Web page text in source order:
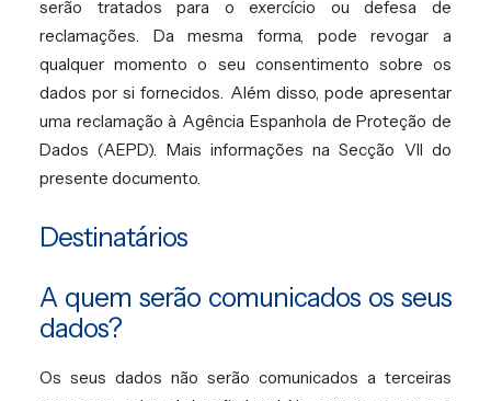
serão tratados para o exercício ou defesa de
reclamações. Da mesma forma, pode revogar a
qualquer momento o seu consentimento sobre os
dados por si fornecidos. Além disso, pode apresentar
uma reclamação à Agência Espanhola de Proteção de
Dados (AEPD). Mais informações na Secção VII do
presente documento.
Destinatários
A quem serão comunicados os seus
dados?
Os seus dados não serão comunicados a terceiras